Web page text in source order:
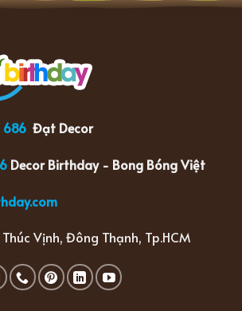
Đạt Decor
Decor Birthday - Bong Bóng Việt
Vịnh, Đông Thạnh, Tp.HCM